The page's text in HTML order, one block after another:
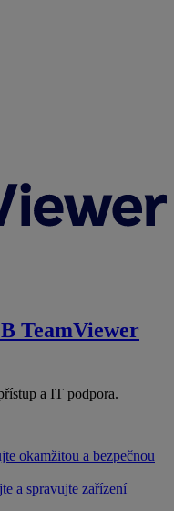
TeamViewer
a IT podpora.
okamžitou a bezpečnou
a spravujte zařízení